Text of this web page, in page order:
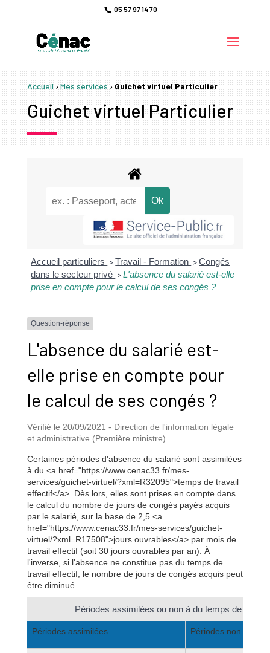
05 57 97 14 70
Accueil›Mes services›Guichet virtuel Particulier
Guichet virtuel Particulier
Accueil particuliers > Travail - Formation > Congés
dans le secteur privé > L'absence du salarié est-elle
prise en compte pour le calcul de ses congés ?
Question-réponse
L'absence du salarié est-
elle prise en compte pour
le calcul de ses congés ?
Vérifié le 20/09/2021 - Direction de l'information légale
et administrative (Première ministre)
Certaines périodes d'absence du salarié sont assimilées
à du <a href="https://www.cenac33.fr/mes-
services/guichet-virtuel/?xml=R32095">temps de travail
effectif</a>. Dès lors, elles sont prises en compte dans
le calcul du nombre de jours de congés payés acquis
par le salarié, sur la base de 2,5 <a
href="https://www.cenac33.fr/mes-services/guichet-
virtuel/?xml=R17508">jours ouvrables</a> par mois de
travail effectif (soit 30 jours ouvrables par an). À
l'inverse, si l'absence ne constitue pas du temps de
travail effectif, le nombre de jours de congés acquis peut
être diminué.
Périodes assimilées ou non à du temps de travail
Périodes assimilées Périodes non